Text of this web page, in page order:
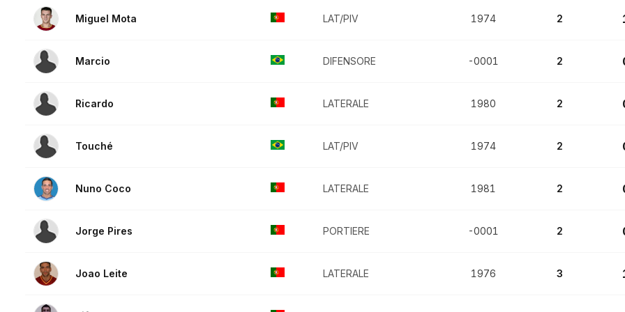
Miguel Mota LAT/PIV 1974 2
Marcio DIFENSORE -0001 2
Ricardo LATERALE 1980 2
Touché LAT/PIV 1974 2
Nuno Coco LATERALE 1981 2
Jorge Pires PORTIERE -0001 2
Joao Leite LATERALE 1976 3